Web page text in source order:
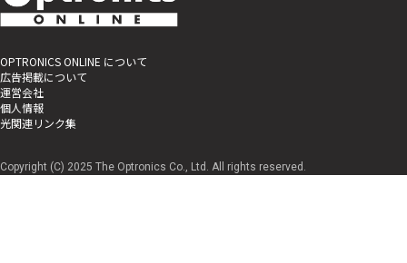
OPTRONICS ONLINE について
広告掲載について
運営会社
個人情報
光関連リンク集
Copyright (C) 2025 The Optronics Co., Ltd. All rights reserved.